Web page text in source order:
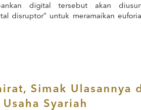
digital tersebut akan
disruptor” untuk meramaikan
Simak Ulasannya
Syariah